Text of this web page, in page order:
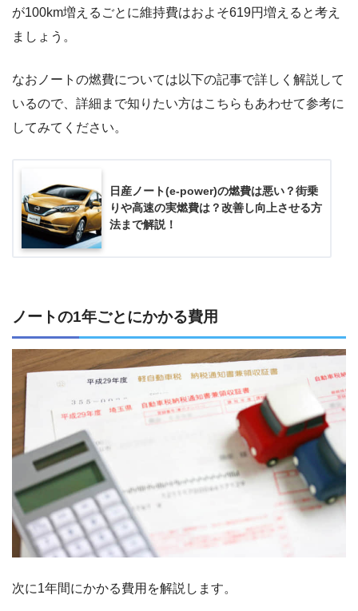
が100km増えるごとに維持費はおよそ619円増えると考え
ましょう。
なおノートの燃費については以下の記事で詳しく解説して
いるので、詳細まで知りたい方はこちらもあわせて参考に
してみてください。
日産ノート(e-power)の燃費は悪い？街乗
りや高速の実燃費は？改善し向上させる方
法まで解説！
ノートの1年ごとにかかる費用
次に1年間にかかる費用を解説します。